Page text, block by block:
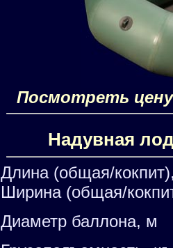
Посмотреть
Надувная
Длина (общая/
Ширина (общая/
Диаметр баллона, м